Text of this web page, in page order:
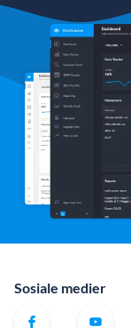
Sosiale medier